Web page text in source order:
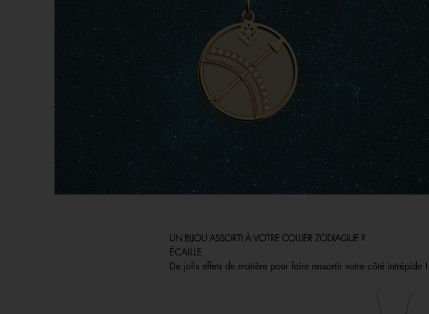
UN BIJOU ASSORTI À VOTRE COLLIER ZODIAQUE ?
ÉCAILLE
De jolis effets de matière pour faire ressortir votre côté intrépide !